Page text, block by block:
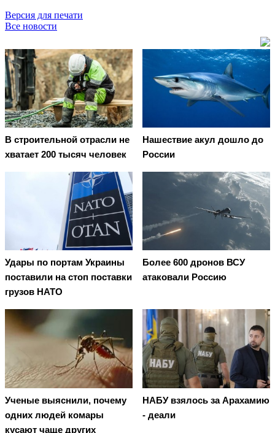
Версия для печати
Все новости
В строительной отрасли не
хватает 200 тысяч человек
Нашествие акул дошло до
России
Удары по портам Украины
поставили на стоп поставки
грузов НАТО
Более 600 дронов ВСУ
атаковали Россию
Ученые выяснили, почему
одних людей комары
кусают чаще других
НАБУ взялось за Арахамию
- деали